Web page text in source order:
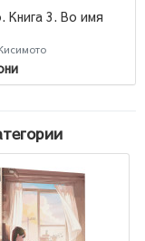
Книга 3. Во имя